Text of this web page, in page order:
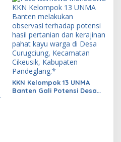
KKN Kelompok 13 UNMA
Banten Gali Potensi Desa